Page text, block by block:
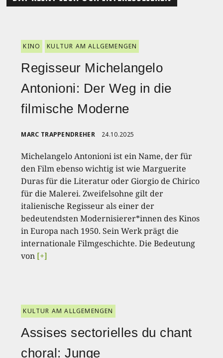
KINO KULTUR AM ALLGEMENGEN
Regisseur Michelangelo
Antonioni: Der Weg in die
filmische Moderne
MARC TRAPPENDREHER 24.10.2025
Michelangelo Antonioni ist ein Name, der für
den Film ebenso wichtig ist wie Marguerite
Duras für die Literatur oder Giorgio de Chirico
für die Malerei. Zweifelsohne gilt der
italienische Regisseur als einer der
bedeutendsten Modernisierer*innen des Kinos
in Europa nach 1950. Sein Werk prägt die
internationale Filmgeschichte. Die Bedeutung
von [+]
KULTUR AM ALLGEMENGEN
Assises sectorielles du chant
choral: Junge